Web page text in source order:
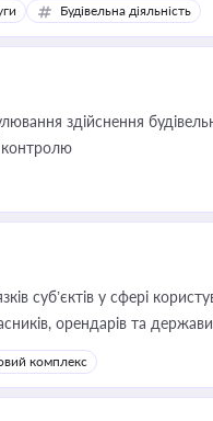
угод і
Будівельна діяльність
здійснення
суб’єктів у сфері
орендарів та
комплекс